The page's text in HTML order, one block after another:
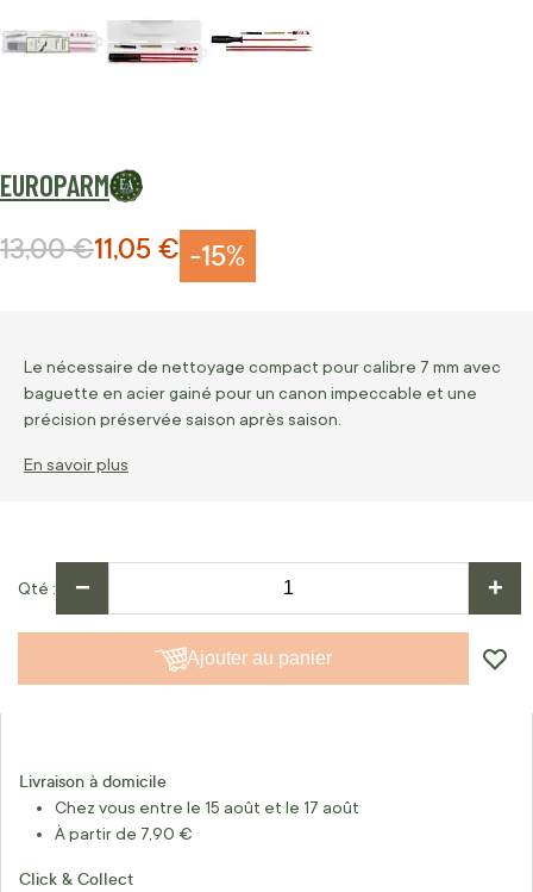
EUROPARM
-15%
Prix Spécial
11,05 €
Prix normal
13,00 €
Le nécessaire de nettoyage compact pour calibre 7 mm avec
baguette en acier gainé pour un canon impeccable et une
précision préservée saison après saison.
En savoir plus
Qté − +
Ajouter au panier
Livraison à domicile
Chez vous entre le 15 août et le 17 août
À partir de 7,90 €
Click & Collect